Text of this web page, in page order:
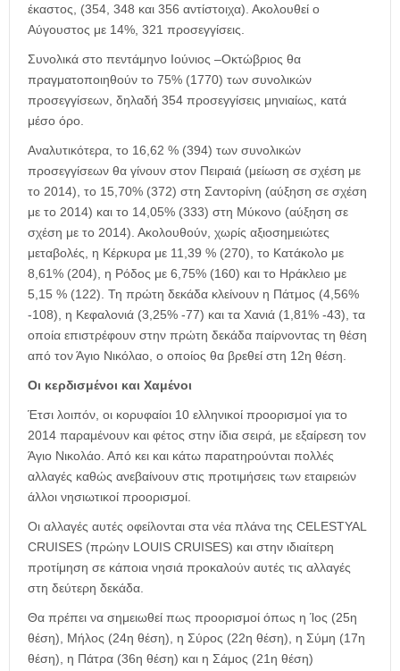
έκαστος, (354, 348 και 356 αντίστοιχα). Ακολουθεί ο
Αύγουστος με 14%, 321 προσεγγίσεις.
Συνολικά στο πεντάμηνο Ιούνιος –Οκτώβριος θα
πραγματοποιηθούν το 75% (1770) των συνολικών
προσεγγίσεων, δηλαδή 354 προσεγγίσεις μηνιαίως, κατά
μέσο όρο.
Αναλυτικότερα, το 16,62 % (394) των συνολικών
προσεγγίσεων θα γίνουν στον Πειραιά (μείωση σε σχέση με
το 2014), το 15,70% (372) στη Σαντορίνη (αύξηση σε σχέση
με το 2014) και το 14,05% (333) στη Μύκονο (αύξηση σε
σχέση με το 2014). Ακολουθούν, χωρίς αξιοσημειώτες
μεταβολές, η Κέρκυρα με 11,39 % (270), το Κατάκολο με
8,61% (204), η Ρόδος με 6,75% (160) και το Ηράκλειο με
5,15 % (122). Τη πρώτη δεκάδα κλείνουν η Πάτμος (4,56%
-108), η Κεφαλονιά (3,25% -77) και τα Χανιά (1,81% -43), τα
οποία επιστρέφουν στην πρώτη δεκάδα παίρνοντας τη θέση
από τον Άγιο Νικόλαο, ο οποίος θα βρεθεί στη 12η θέση.
Οι κερδισμένοι και Χαμένοι
Έτσι λοιπόν, οι κορυφαίοι 10 ελληνικοί προορισμοί για το
2014 παραμένουν και φέτος στην ίδια σειρά, με εξαίρεση τον
Άγιο Νικολάο. Από κει και κάτω παρατηρούνται πολλές
αλλαγές καθώς ανεβαίνουν στις προτιμήσεις των εταιρειών
άλλοι νησιωτικοί προορισμοί.
Οι αλλαγές αυτές οφείλονται στα νέα πλάνα της CELESTYAL
CRUISES (πρώην LOUIS CRUISES) και στην ιδιαίτερη
προτίμηση σε κάποια νησιά προκαλούν αυτές τις αλλαγές
στη δεύτερη δεκάδα.
Θα πρέπει να σημειωθεί πως προορισμοί όπως η Ίος (25η
θέση), Μήλος (24η θέση), η Σύρος (22η θέση), η Σύμη (17η
θέση), η Πάτρα (36η θέση) και η Σάμος (21η θέση)